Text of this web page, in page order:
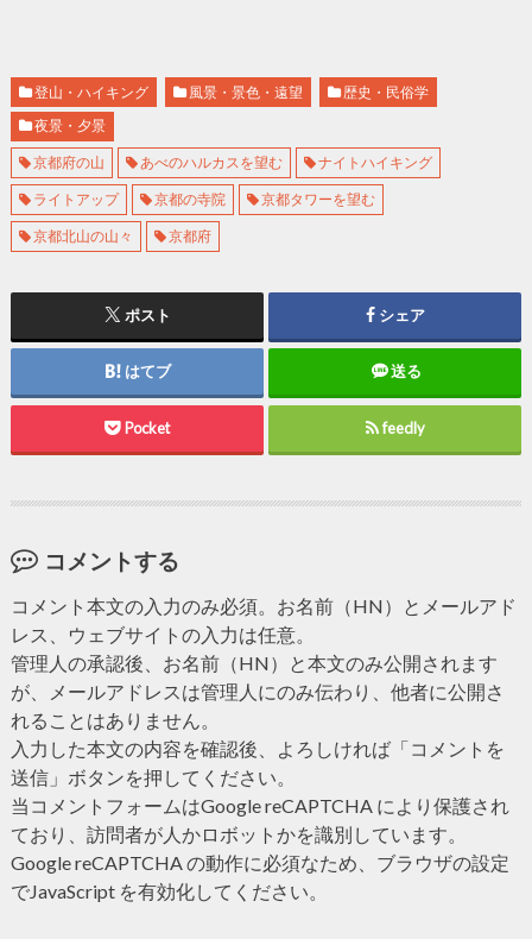
登山・ハイキング 風景・景色・遠望
歴史・民俗学
夜景・夕景
京都府の山 あべのハルカスを望む ナイトハイキング
ライトアップ 京都の寺院 京都タワーを望む
京都北山の山々 京都府
ポスト シェア
はてブ 送る
Pocket feedly
コメントする
コメント本文の入力のみ必須。お名前（HN）とメールアド
レス、ウェブサイトの入力は任意。
管理人の承認後、お名前（HN）と本文のみ公開されます
が、メールアドレスは管理人にのみ伝わり、他者に公開さ
れることはありません。
入力した本文の内容を確認後、よろしければ「コメントを
送信」ボタンを押してください。
当コメントフォームはGoogle reCAPTCHA により保護され
ており、訪問者が人かロボットかを識別しています。
Google reCAPTCHA の動作に必須なため、ブラウザの設定
でJavaScript を有効化してください。